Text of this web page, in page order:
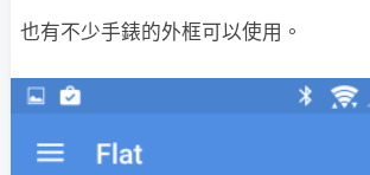
也有不少手錶的外框可以使用。